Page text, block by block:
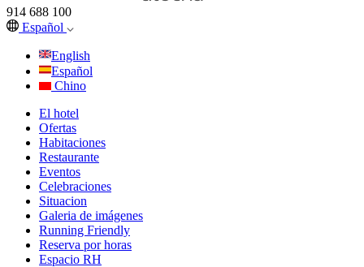
914 688 100
Español
English
Español
Chino
El hotel
Ofertas
Habitaciones
Restaurante
Eventos
Celebraciones
Situacion
Galeria de imágenes
Running Friendly
Reserva por horas
Espacio RH